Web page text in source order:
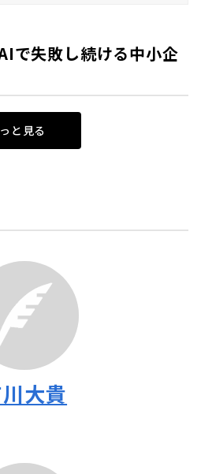
で失敗し続ける中小企
と見る
大貴